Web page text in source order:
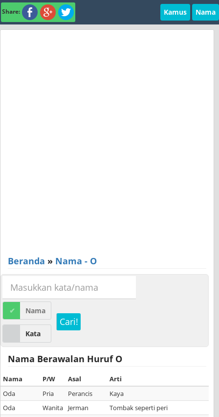
Share: Kamus Nama
Beranda » Nama - O
Nama
Kata
Cari!
Nama Berawalan Huruf O
Nama P/W Asal
Arti
Oda
Pria Perancis
Kaya
Oda
Wanita Jerman
Tombak seperti peri